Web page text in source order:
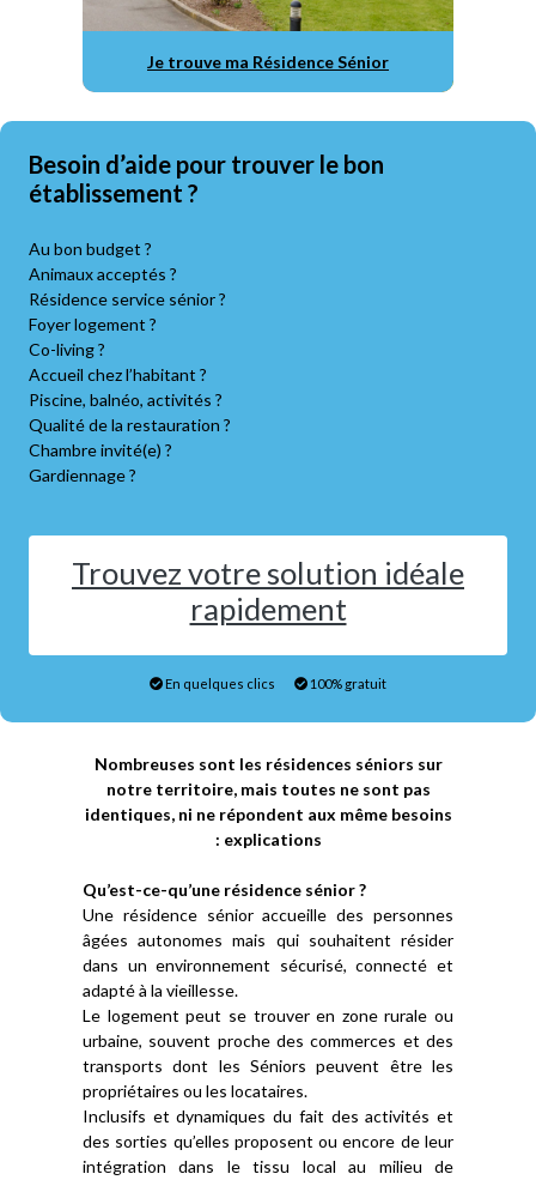
Je trouve ma Résidence Sénior
Besoin d’aide pour trouver le bon
établissement ?
Au bon budget ?
Animaux acceptés ?
Résidence service sénior ?
Foyer logement ?
Co-living ?
Accueil chez l’habitant ?
Piscine, balnéo, activités ?
Qualité de la restauration ?
Chambre invité(e) ?
Gardiennage ?
Trouvez votre solution idéale
rapidement
En quelques clics 100% gratuit
Nombreuses sont les résidences séniors sur
notre territoire, mais toutes ne sont pas
identiques, ni ne répondent aux même besoins
: explications
Qu’est-ce-qu’une résidence sénior ?
Une résidence sénior accueille des personnes
âgées autonomes mais qui souhaitent résider
dans un environnement sécurisé, connecté et
adapté à la vieillesse.
Le logement peut se trouver en zone rurale ou
urbaine, souvent proche des commerces et des
transports dont les Séniors peuvent être les
propriétaires ou les locataires.
Inclusifs et dynamiques du fait des activités et
des sorties qu’elles proposent ou encore de leur
intégration dans le tissu local au milieu de